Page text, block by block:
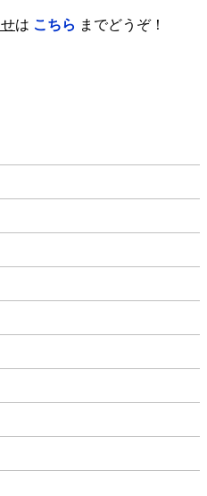
は こちら までどうぞ！